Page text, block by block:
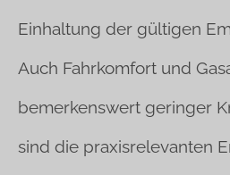
Einhaltung der gültigen
Auch Fahrkomfort und
bemerkenswert geringer
sind die praxisrelevanten